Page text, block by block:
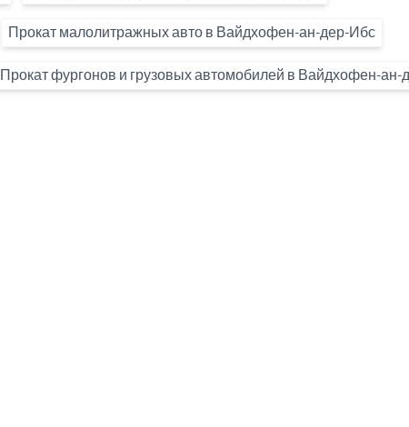
Прокат малолитражных авто в Вайдхофен-ан-дер-Ибс
Прокат фургонов и грузовых автомобилей в Вайдхофен-ан-